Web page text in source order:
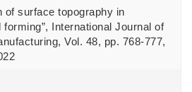
of surface topography in
International Journal of
Vol. 48, pp. 768-777,